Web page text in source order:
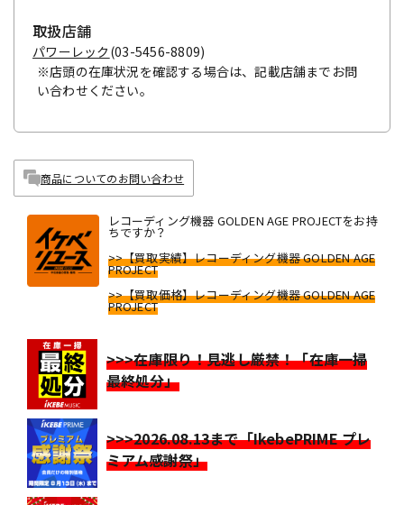
取扱店舗
パワーレック (03-5456-8809)
※店頭の在庫状況を確認する場合は、記載店舗までお問
い合わせください。
商品についてのお問い合わせ
レコーディング機器 GOLDEN AGE PROJECTをお持
ちですか？
>>【買取実績】レコーディング機器 GOLDEN AGE
PROJECT
>>【買取価格】レコーディング機器 GOLDEN AGE
PROJECT
>>>在庫限り！見逃し厳禁！「在庫一掃
最終処分」
>>>2026.08.13まで「IkebePRIME プレ
ミアム感謝祭」